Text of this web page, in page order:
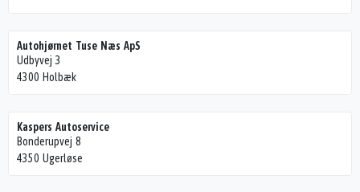
Autohjørnet Tuse Næs ApS
Udbyvej 3
4300 Holbæk
Kaspers Autoservice
Bonderupvej 8
4350 Ugerløse